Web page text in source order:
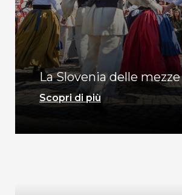
La Slovenia delle
Scopri di più